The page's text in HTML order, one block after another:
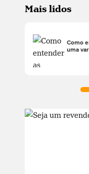
Mais lidos
Como
uma